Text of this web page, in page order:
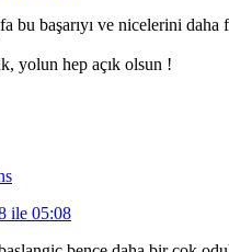
bu başarıyı ve nicelerini daha
yolun hep açık olsun !
ile 05:08